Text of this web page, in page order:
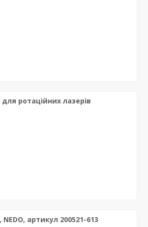
ротаційних лазерів
артикул 200521-613